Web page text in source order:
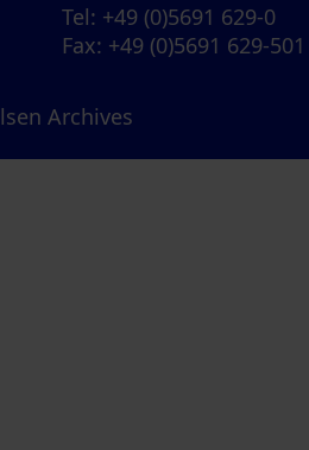
Tel: +49 (0)5691 629-0
Fax: +49 (0)5691 629-501
Archives